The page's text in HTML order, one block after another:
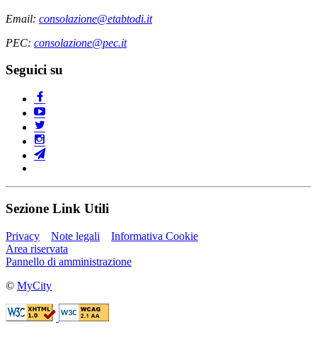
Email: consolazione@etabtodi.it
PEC: consolazione@pec.it
Seguici su
Sezione Link Utili
Privacy Note legali
Informativa Cookie
Area riservata
Pannello di amministrazione
© MyCity